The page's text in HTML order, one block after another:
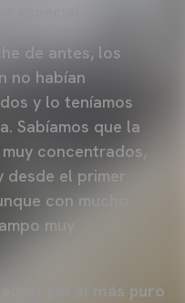
especial.
de antes, los
no habían
y lo teníamos
Sabíamos que la
concentrados,
desde el primer
con mucho
muy
gol al más puro